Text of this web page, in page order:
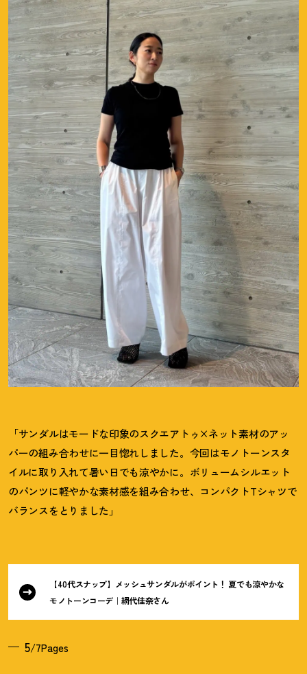
「サンダルはモードな印象のスクエアトゥ×ネット素材のアッ
パーの組み合わせに一目惚れしました。今回はモノトーンスタ
イルに取り入れて暑い日でも涼やかに。ボリュームシルエット
のパンツに軽やかな素材感を組み合わせ、コンパクトTシャツで
バランスをとりました」
【40代スナップ】メッシュサンダルがポイント ！ 夏でも涼やかな
モノトーンコーデ｜網代佳奈さん
5/7Pages